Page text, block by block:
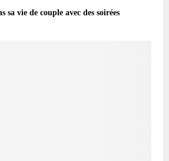
vie de couple avec des soirées